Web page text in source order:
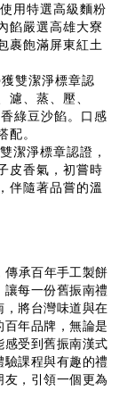
用特選高級麵粉
餡嚴選高雄大寮
裹飽滿屏東紅土
雙潔淨標章認
、蒸、壓、
綠豆沙餡。口感
。
潔淨標章認證，
皮香氣，初嘗時
伴隨著品嘗的溫
傳承百年手工製餅
每一份舊振南禮
，將台灣味道與在
年品牌，無論是
感受到舊振南漢式
課程與有趣的禮
，引領一個更為